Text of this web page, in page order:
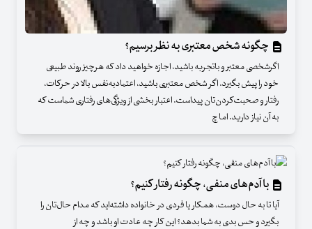
چگونه شخص معتبری به نظر برسیم؟
اگرشخصی معتبر و باتجربه باشید، اجازه خواهید داد که هرچیز روند طبیعی
خود را پیش بگیرد. اگر شخص معتبری باشید، اعتمادبه‌نفس بالا در حرکات،
رفتار و صحبت‌کردن‌تان پیداست. اعتبار بخشی از ویژگی‌های رفتاری شماست که
به آن نیاز دارید. اما چ
با آدم‌های منفی، چگونه رفتار کنیم؟
آیا تا به حال دوست، همکار یا فردی در خانواده داشته‌اید که مدام حال‌تان را
بگیرد و حس بدی به شما بدهد؟ این کار چه عادت او باشد و چه از